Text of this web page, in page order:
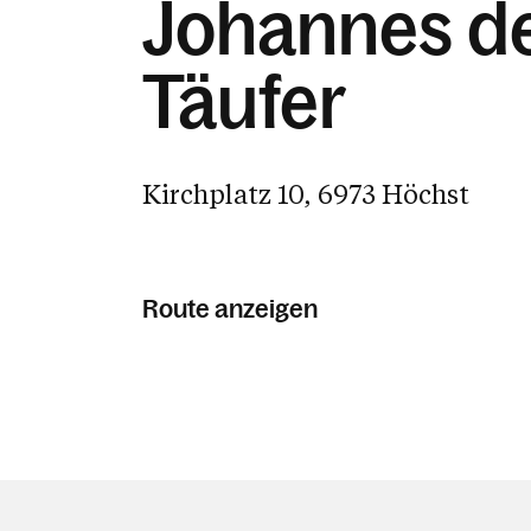
Johannes
Täufer
Kirchplatz 10, 6973 Höchst
Route anzeigen